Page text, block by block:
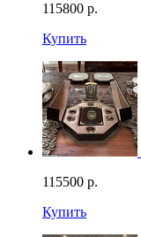
115800 р.
Купить
115500 р.
Купить